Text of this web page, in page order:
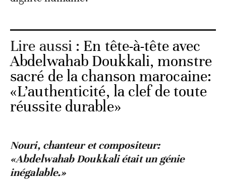
Lire aussi : En tête-à-tête avec
Abdelwahab Doukkali, monstre
sacré de la chanson marocaine:
«L’authenticité, la clef de toute
réussite durable»
​Nouri, chanteur et compositeur:
«Abdelwahab Doukkali était un génie
inégalable.»